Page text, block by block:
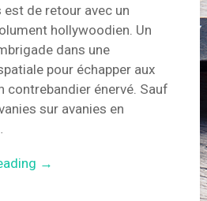
est de retour avec un
hollywoodien. Un
dans une
pour échapper aux
contrebandier énervé. Sauf
sur avanies en
→